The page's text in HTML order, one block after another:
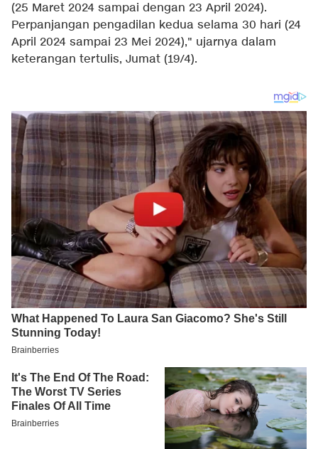
(25 Maret 2024 sampai dengan 23 April 2024).
Perpanjangan pengadilan kedua selama 30 hari (24
April 2024 sampai 23 Mei 2024)," ujarnya dalam
keterangan tertulis, Jumat (19/4).